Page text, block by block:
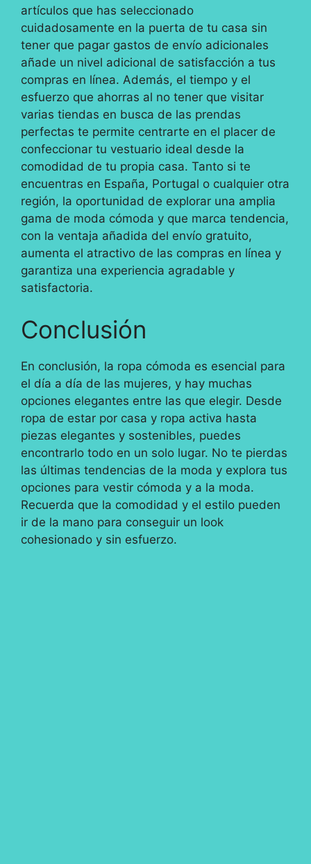
artículos que has seleccionado
cuidadosamente en la puerta de tu casa sin
tener que pagar gastos de envío adicionales
añade un nivel adicional de satisfacción a tus
compras en línea. Además, el tiempo y el
esfuerzo que ahorras al no tener que visitar
varias tiendas en busca de las prendas
perfectas te permite centrarte en el placer de
confeccionar tu vestuario ideal desde la
comodidad de tu propia casa. Tanto si te
encuentras en España, Portugal o cualquier otra
región, la oportunidad de explorar una amplia
gama de moda cómoda y que marca tendencia,
con la ventaja añadida del envío gratuito,
aumenta el atractivo de las compras en línea y
garantiza una experiencia agradable y
satisfactoria.
Conclusión
En conclusión, la ropa cómoda es esencial para
el día a día de las mujeres, y hay muchas
opciones elegantes entre las que elegir. Desde
ropa de estar por casa y ropa activa hasta
piezas elegantes y sostenibles, puedes
encontrarlo todo en un solo lugar. No te pierdas
las últimas tendencias de la moda y explora tus
opciones para vestir cómoda y a la moda.
Recuerda que la comodidad y el estilo pueden
ir de la mano para conseguir un look
cohesionado y sin esfuerzo.